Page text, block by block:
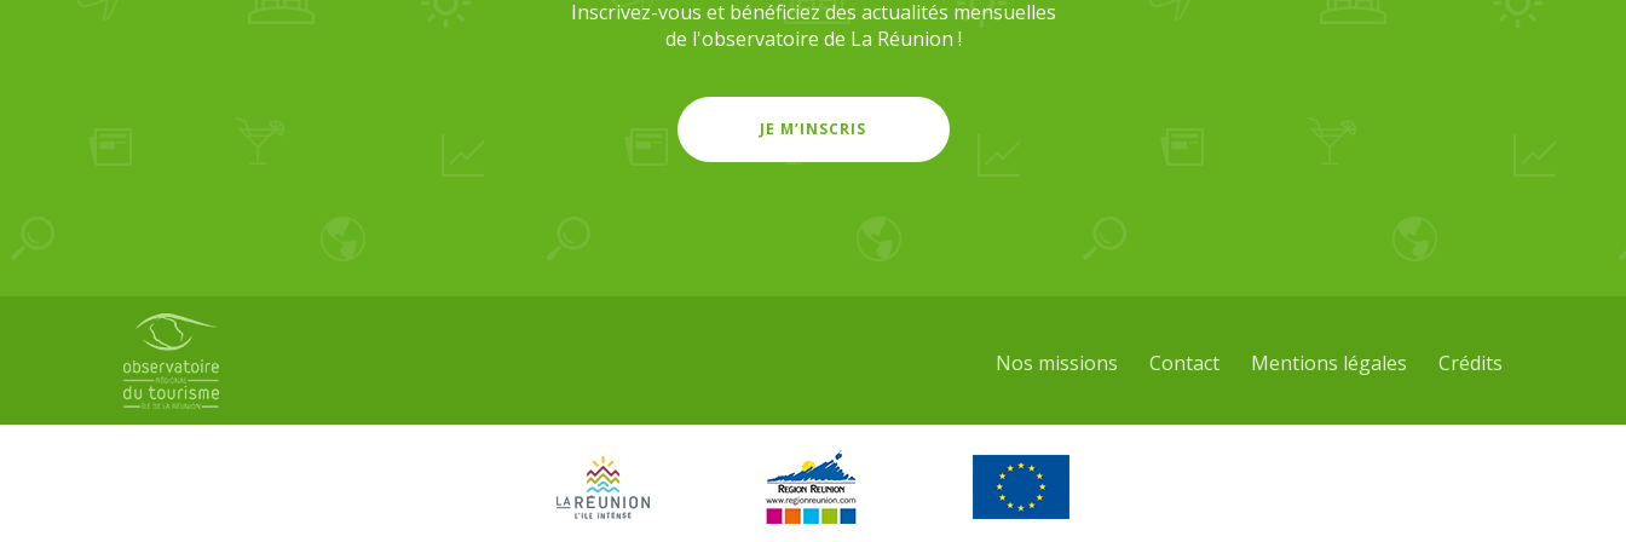
Inscrivez-vous et bénéficiez des actualités mensuelles
de l'observatoire de La Réunion !
JE M’INSCRIS
Pied
de
page
Nos missions Contact Mentions légales Crédits